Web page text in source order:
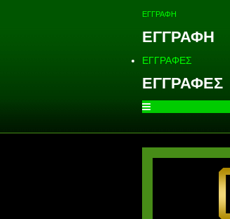
ΕΓΓΡΑΦΗ
ΕΓΓΡΑΦΗ
ΕΓΓΡΑΦΕΣ
ΕΓΓΡΑΦΕΣ